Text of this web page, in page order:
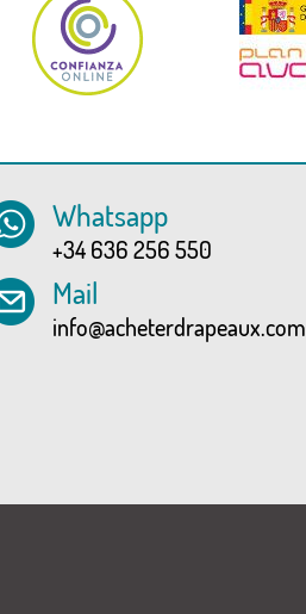
Whatsapp
+34 636 256 550
Mail
info@acheterdrapeaux.com